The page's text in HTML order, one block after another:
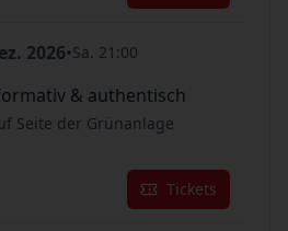
2026•Sa. 21:00
& authentisch
Seite der Grünanlage
Tickets